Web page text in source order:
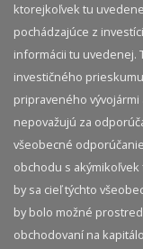
ktorejkoľvek tu
pochádzajúce z
informácii tu uvedenej.
investičného
pripraveného
nepovažujú za
všeobecné
obchodu s
by sa cieľ týchto
by bolo možné
obchodovaní na